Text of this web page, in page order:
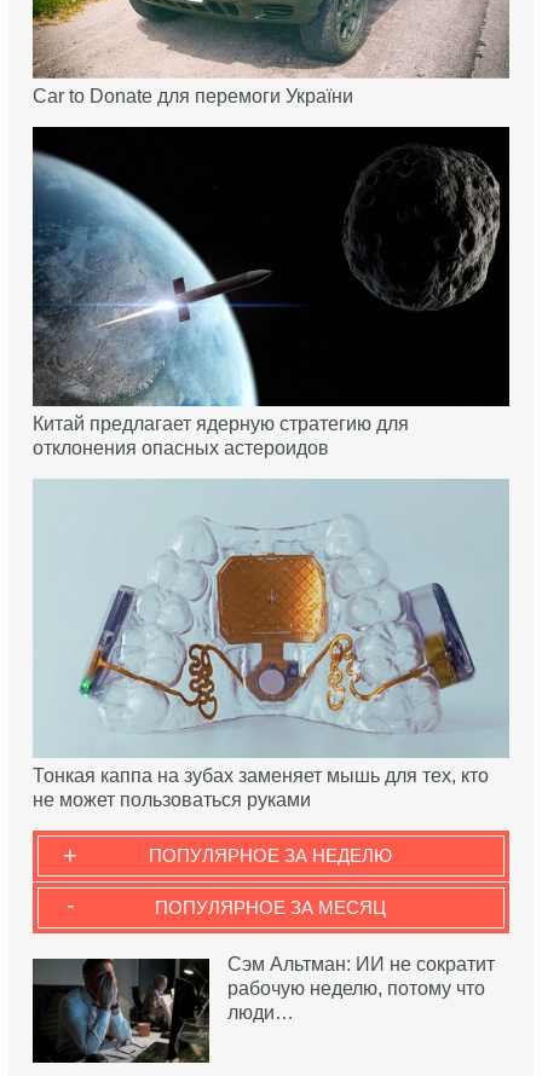
Car to Donate для перемоги України
Китай предлагает ядерную стратегию для
отклонения опасных астероидов
Тонкая каппа на зубах заменяет мышь для тех, кто
не может пользоваться руками
ПОПУЛЯРНОЕ ЗА НЕДЕЛЮ
+
ПОПУЛЯРНОЕ ЗА МЕСЯЦ
-
Сэм Альтман: ИИ не сократит
рабочую неделю, потому что
люди…